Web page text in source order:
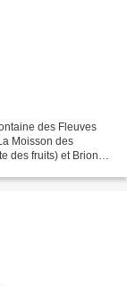
des Fleuves
Moisson des
des fruits) et Brion